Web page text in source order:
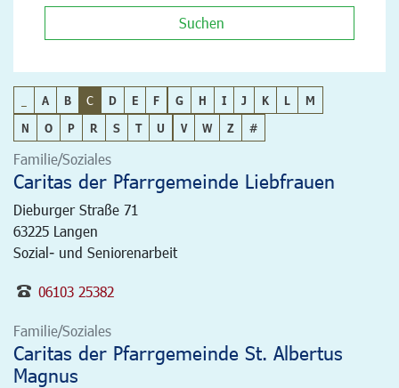
Suchen
A B C D E F G H I J K L
M
N
O P R S T U V W Z #
Familie/Soziales
Caritas der Pfarrgemeinde Liebfrauen
Dieburger Straße 71
63225 Langen
Sozial- und Seniorenarbeit
06103 25382
Familie/Soziales
Caritas der Pfarrgemeinde St. Albertus
Magnus